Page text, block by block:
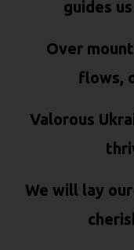
guides
Over
flows,
Valorous
We will lay